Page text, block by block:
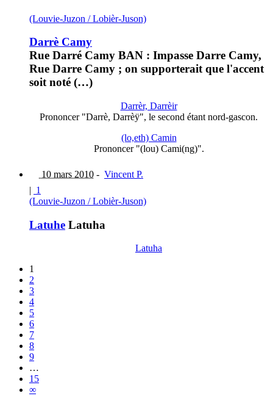
(Louvie-Juzon / Lobièr-Juson)
Darrè Camy
Rue Darré Camy BAN : Impasse Darre Camy,
Rue Darre Camy ; on supporterait que l'accent
soit noté (…)
Darrèr, Darrèir
Prononcer "Darrè, Darrèÿ", le second étant nord-gascon.
(lo,eth) Camin
Prononcer "(lou) Cami(ng)".
10 mars 2010 - Vincent P.
| 1
(Louvie-Juzon / Lobièr-Juson)
Latuhe Latuha
Latuha
1
2
3
4
5
6
7
8
9
…
15
∞